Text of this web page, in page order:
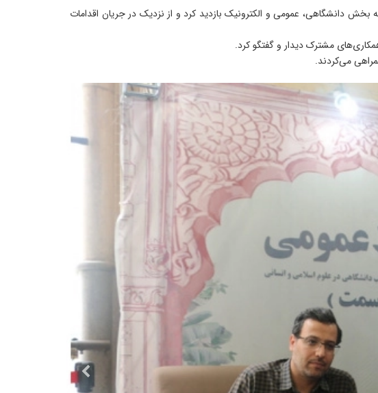
دانشگاهی، عمومی و الکترونیک بازدید کرد و از نزدیک در جریان اقدامات
مشترک دیدار و گفتگو کرد.
می‌کردند.